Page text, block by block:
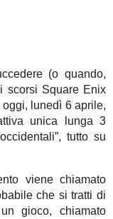
(o quando,
scorsi Square Enix
lunedì 6 aprile,
unica lunga 3
tutto su
viene chiamato
che si tratti di
gioco, chiamato